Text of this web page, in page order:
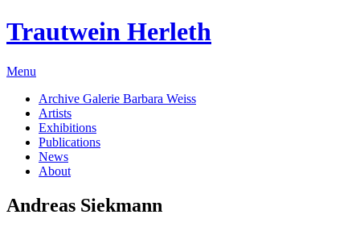
Trautwein Herleth
Menu
Archive Galerie Barbara Weiss
Artists
Exhibitions
Publications
News
About
Andreas Siekmann